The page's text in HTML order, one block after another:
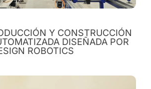
Y CONSTRUCCIÓN
DISEÑADA POR
ROBOTICS